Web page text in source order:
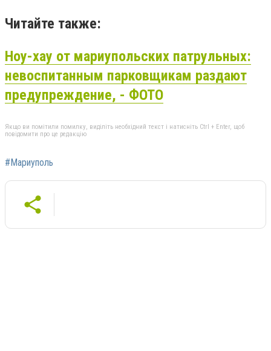
Читайте также:
Ноу-хау от мариупольских патрульных:
невоспитанным парковщикам раздают
предупреждение, - ФОТО
Якщо ви помітили помилку, виділіть необхідний текст і натисніть Ctrl + Enter, щоб
повідомити про це редакцію
#Мариуполь